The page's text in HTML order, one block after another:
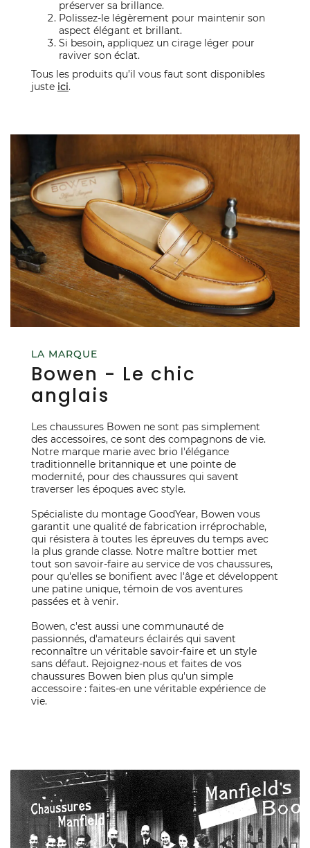
préserver sa brillance.
Polissez-le légèrement pour maintenir son
aspect élégant et brillant.
Si besoin, appliquez un cirage léger pour
raviver son éclat.
Tous les produits qu’il vous faut sont disponibles
juste ici.
LA MARQUE
Bowen - Le chic
anglais
Les chaussures Bowen ne sont pas simplement
des accessoires, ce sont des compagnons de vie.
Notre marque marie avec brio l'élégance
traditionnelle britannique et une pointe de
modernité, pour des chaussures qui savent
traverser les époques avec style.
Spécialiste du montage GoodYear, Bowen vous
garantit une qualité de fabrication irréprochable,
qui résistera à toutes les épreuves du temps avec
la plus grande classe. Notre maître bottier met
tout son savoir-faire au service de vos chaussures,
pour qu'elles se bonifient avec l'âge et développent
une patine unique, témoin de vos aventures
passées et à venir.
Bowen, c'est aussi une communauté de
passionnés, d'amateurs éclairés qui savent
reconnaître un véritable savoir-faire et un style
sans défaut. Rejoignez-nous et faites de vos
chaussures Bowen bien plus qu'un simple
accessoire : faites-en une véritable expérience de
vie.